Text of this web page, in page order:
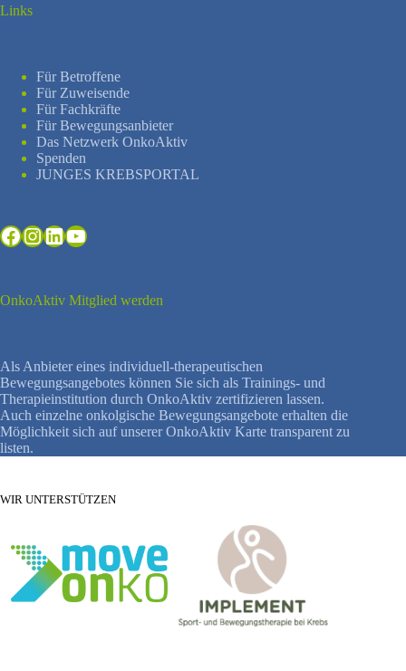
Links
Für Betroffene
Für Zuweisende
Für Fachkräfte
Für Bewegungsanbieter
Das Netzwerk OnkoAktiv
Spenden
JUNGES KREBSPORTAL
Facebook
Instagram
LinkedIn
YouTube
OnkoAktiv Mitglied werden
Als Anbieter eines individuell-therapeutischen
Bewegungsangebotes können Sie sich als Trainings- und
Therapieinstitution durch OnkoAktiv zertifizieren lassen.
Auch einzelne onkolgische Bewegungsangebote erhalten die
Möglichkeit sich auf unserer OnkoAktiv Karte transparent zu
listen.
WIR UNTERSTÜTZEN